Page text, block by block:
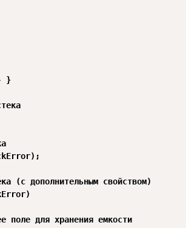
}
(с дополнительным свойством)
поле для хранения емкости